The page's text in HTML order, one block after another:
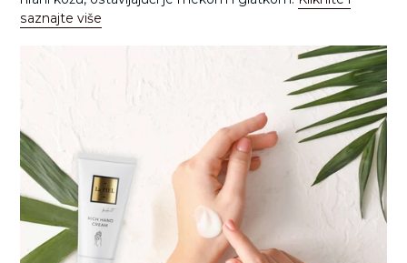
saznajte više